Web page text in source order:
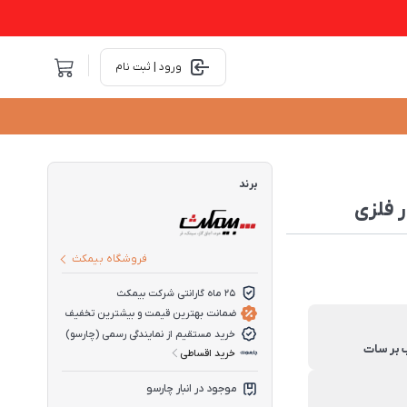
ورود | ثبت نام
برند
فروشگاه بیمکث
25 ماه گارانتی شرکت بیمکث
ضمانت بهترین قیمت و بیشترین تخفیف
خرید مستقیم از نمایندگی رسمی (چارسو)
خرید اقساطی
موجود در انبار چارسو